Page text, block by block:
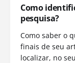
Como
pesquisa?
Como saber o
finais de seu
localizar, no